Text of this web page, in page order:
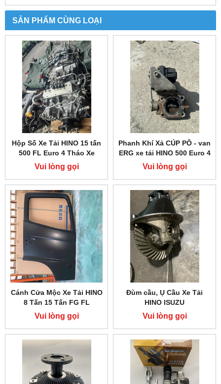
SẢN PHẨM CÙNG LOẠI
Hộp Số Xe Tải HINO 15 tấn
500 FL Euro 4 Tháo Xe
Vui lòng gọi
Phanh Khí Xả CÚP PÔ - van
ERG xe tải HINO 500 Euro 4
Vui lòng gọi
Cánh Cửa Mộc Xe Tải HINO
8 Tấn 15 Tấn FG FL
Vui lòng gọi
Đùm cầu, Ụ Cầu Xe Tải
HINO ISUZU
Vui lòng gọi